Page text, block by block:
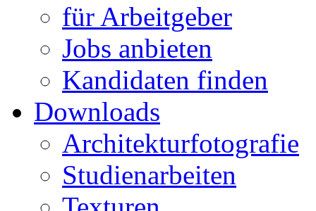
für Arbeitgeber
Jobs anbieten
Kandidaten finden
Downloads
Architekturfotografie
Studienarbeiten